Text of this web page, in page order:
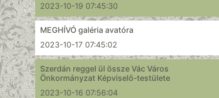
2023-10-19 07:45:30
MEGHÍVÓ galéria avatóra
2023-10-17 07:45:02
Szerdán reggel ül össze Vác Város
Önkormányzat Képviselő-testülete
2023-10-16 07:56:04